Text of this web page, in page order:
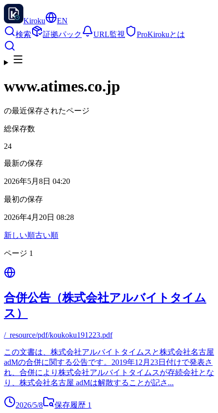
Kiroku
EN
検索
証拠パック URL監視 ProKirokuとは
www.atimes.co.jp
の最近保存されたページ
総保存数
24
最新の保存
2026年5月8日 04:20
最初の保存
2026年4月20日 08:28
新しい順古い順
ページ 1
合併公告（株式会社アルバイトタイム
ス）
/_resource/pdf/koukoku191223.pdf
この文書は、株式会社アルバイトタイムスと株式会社名古屋
adMの合併に関する公告です。2019年12月23日付けで発表さ
れ、合併により株式会社アルバイトタイムスが存続会社とな
り、株式会社名古屋 adMは解散することが記さ ...
2026/5/8 保存履歴 1